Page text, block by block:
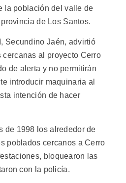
la población del valle de
de Los Santos.
Secundino Jaén, advirtió
al proyecto Cerro
de alerta y no permitirán
introducir maquinaria al
intención de hacer
de 1998 los alrededor de
poblados cercanos a Cerro
bloquearon las
con la policía.